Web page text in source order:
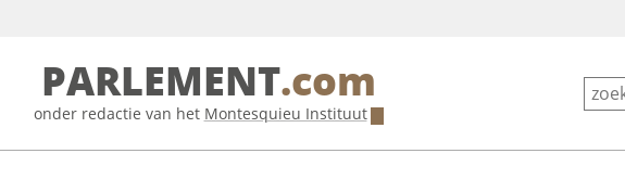
PARLEMENT.com
onder redactie van het Montesquieu Instituut